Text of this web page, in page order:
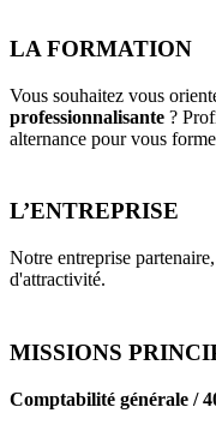
LA FORMATION
Vous souhaitez vous
professionnalisante ?
alternance pour vous
L’ENTREPRISE
Notre entreprise
d'attractivité.
MISSIONS
Comptabilité générale /